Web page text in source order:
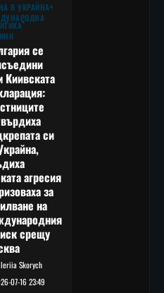
В УКРАЙНА
се
Киивската
си
агресия
за
на
срещу
Skorych
07-16 23:49